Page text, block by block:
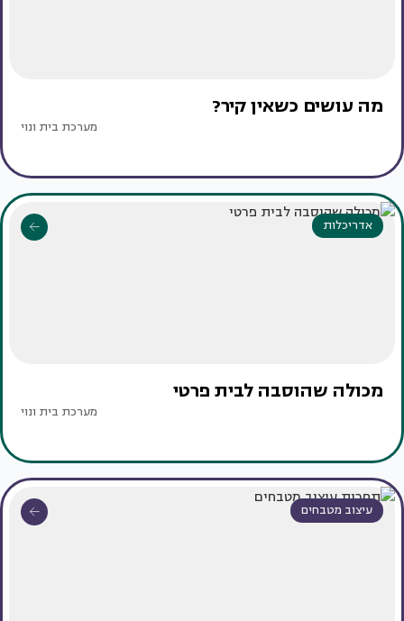
מה עושים כשאין קיר?
מערכת בית ונוי
אדריכלות
מכולה שהוסבה לבית פרטי
מערכת בית ונוי
עיצוב מטבחים